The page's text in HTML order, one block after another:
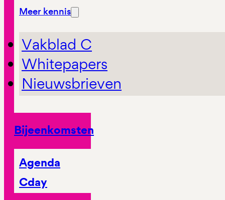
Meer kennis
Vakblad C
Whitepapers
Nieuwsbrieven
Bijeenkomsten
Agenda
Cday